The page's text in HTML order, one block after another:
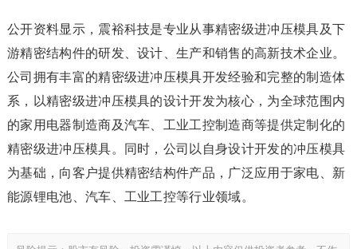
公开资料显示，震裕科技是专业从事精密级进冲压模具及下
游精密结构件的研发、设计、生产和销售的高新技术企业。
公司拥有丰富的精密级进冲压模具开发经验和完整的制造体
系，以精密级进冲压模具的设计开发为核心，为全球范围内
的家用电器制造商及汽车、工业工控制造商等提供定制化的
精密级进冲压模具。同时，公司以自身设计开发的冲压模具
为基础，向客户提供精密结构件产品，广泛应用于家电、新
能源锂电池、汽车、工业工控等行业领域。